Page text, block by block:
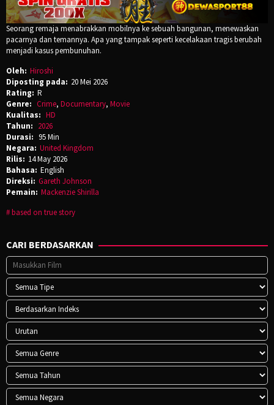
Seorang remaja menabrakkan mobilnya ke sebuah bangunan, menewaskan
pacarnya dan temannya. Apa yang tampak seperti kecelakaan tragis berubah
menjadi kasus pembunuhan.
Oleh: Hiroshi
Diposting pada: 20 Mei 2026
Rating: R
Genre: Crime, Documentary, Movie
Kualitas: HD
Tahun: 2026
Durasi: 95 Min
Negara: United Kingdom
Rilis: 14 May 2026
Bahasa: English
Direksi: Gareth Johnson
Pemain: Mackenzie Shirilla
based on true story
CARI BERDASARKAN